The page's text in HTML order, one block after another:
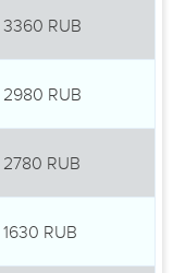
3360 RUB
2980 RUB
2780 RUB
1630 RUB